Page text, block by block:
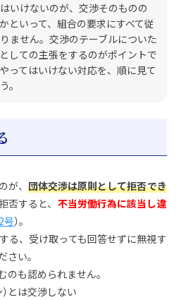
いけないのが、交渉そのものの
といって、組合の要求にすべて従
ません。交渉のテーブルについた
しての主張をするのがポイントで
ってはいけない対応を、順に見て
。
が、団体交渉は原則として拒否でき
否すると、 不当労働行為に該当し違
号）。
る、受け取っても回答せずに無視す
い。
のも認められません。
とは交渉しない